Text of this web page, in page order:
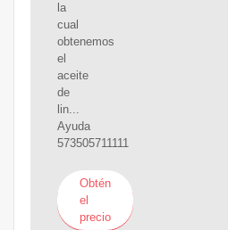
la
cual
obtenemos
el
aceite
de
lin...
Ayuda
573505711111
Obtén
el
precio